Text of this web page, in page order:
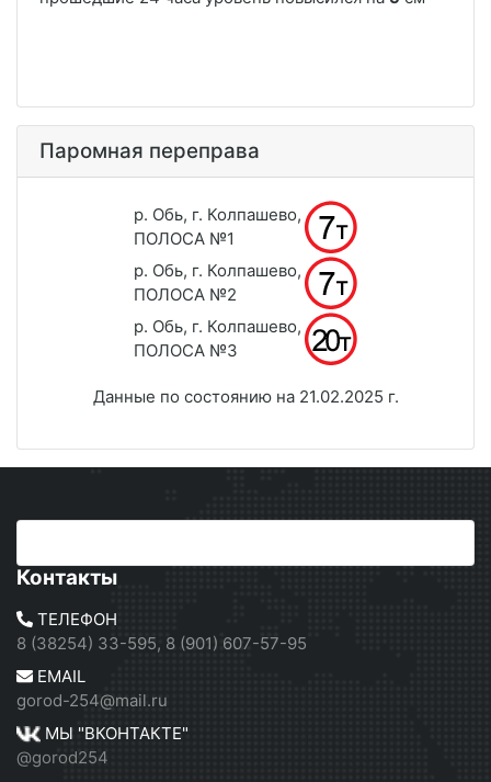
Паромная переправа
р. Обь, г. Колпашево,
ПОЛОСА №1
р. Обь, г. Колпашево,
ПОЛОСА №2
р. Обь, г. Колпашево,
ПОЛОСА №3
Данные по состоянию на 21.02.2025 г.
Контакты
ТЕЛЕФОН
8 (38254) 33-595, 8 (901) 607-57-95
EMAIL
gorod-254@mail.ru
МЫ "ВКОНТАКТЕ"
@gorod254